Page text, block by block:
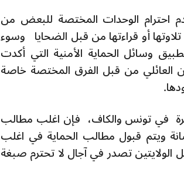
احترام الوحدات المختصة للبعض من
تلاوتها أو قراءتها من قبل الضحايا وسوء
وسائل الحماية الأمنية التي أكدت
العائلي من قبل الفرق المختصة خاصة
في تونس والكاف، فإن اغلب مطالب
ويتم قبول مطالب الحماية في اغلب
تصدر في آجال لا تحترم صبغة